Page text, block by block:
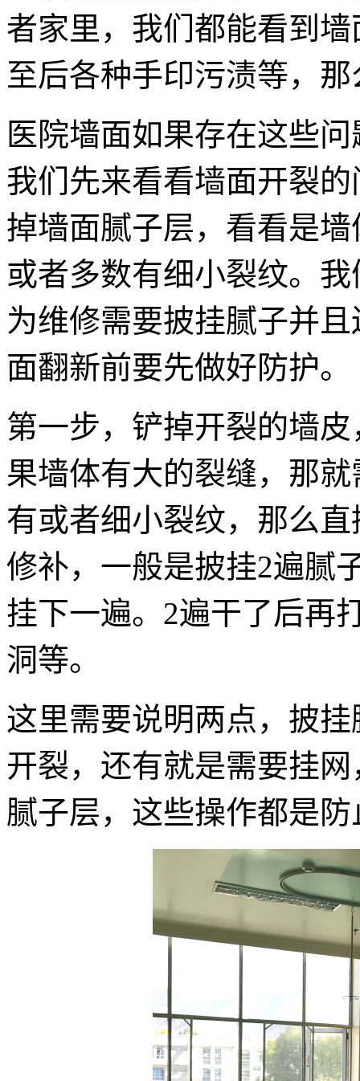
者家里，我们都能看到
至后各种手印污渍等，
医院墙面如果存在这些
我们先来看看墙面开裂
掉墙面腻子层，看看是
或者多数有细小裂纹。
为维修需要披挂腻子并
面翻新前要先做好防护。
第一步，铲掉开裂的墙
果墙体有大的裂缝，那
有或者细小裂纹，那么
修补，一般是披挂2遍腻
挂下一遍。2遍干了后再
洞等。
这里需要说明两点，披
开裂，还有就是需要挂
腻子层，这些操作都是